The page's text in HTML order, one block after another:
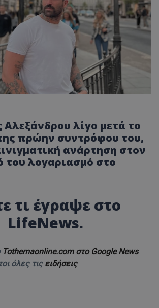
λίγο μετά το
πρώην συντρόφου του,
ανάρτηση στον
λογαριασμό στο
τι έγραψε στο
LifeNews.
Tothemaonline.com στο Google News
όλες τις ειδήσεις